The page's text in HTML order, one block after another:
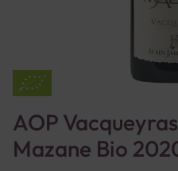
AOP
Mazane Bio